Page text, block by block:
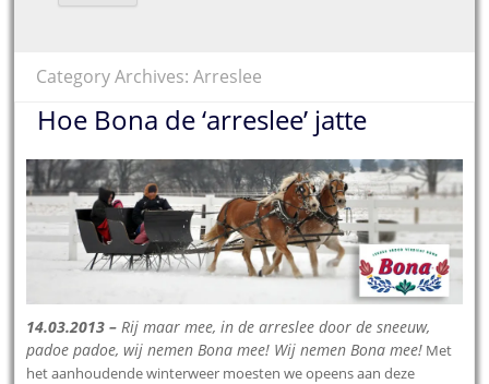
Category Archives: Arreslee
Hoe Bona de ‘arreslee’ jatte
14.03.2013 – Rij maar mee, in de arreslee door de sneeuw,
padoe padoe, wij nemen Bona mee! Wij nemen Bona mee! Met
het aanhoudende winterweer moesten we opeens aan deze